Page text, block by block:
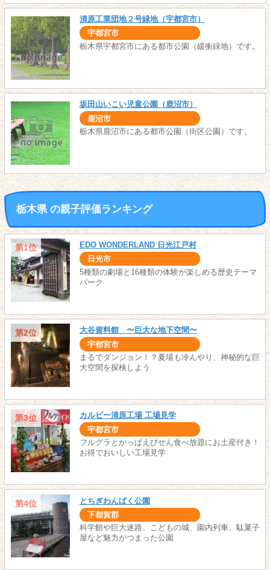
清原工業団地２号緑地（宇都宮市）
宇都宮市
栃木県宇都宮市にある都市公園（緩衝緑地）です。
坂田山いこい児童公園（鹿沼市）
鹿沼市
栃木県鹿沼市にある都市公園（街区公園）です。
栃木県 の親子評価ランキング
第1位 EDO WONDERLAND 日光江戸村
日光市
5種類の劇場と16種類の体験が楽しめる歴史テーマ
パーク
第2位 大谷資料館 〜巨大な地下空間〜
宇都宮市
まるでダンジョン！？夏場も冷んやり、神秘的な巨
大空間を探検しよう
第3位 カルビー清原工場 工場見学
宇都宮市
フルグラとかっぱえびせん食べ放題にお土産付き！
お得でおいしい工場見学
第4位 とちぎわんぱく公園
下都賀郡
科学館や巨大迷路、こどもの城、園内列車、駄菓子
屋など魅力がつまった公園